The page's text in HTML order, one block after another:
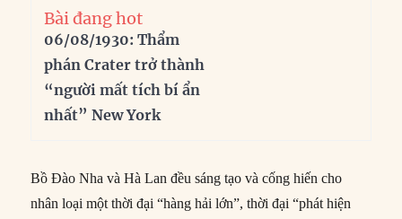
Bài đang hot
06/08/1930: Thẩm
phán Crater trở thành
“người mất tích bí ẩn
nhất” New York
Bồ Đào Nha và Hà Lan đều sáng tạo và cống hiến cho
nhân loại một thời đại “hàng hải lớn”, thời đại “phát hiện